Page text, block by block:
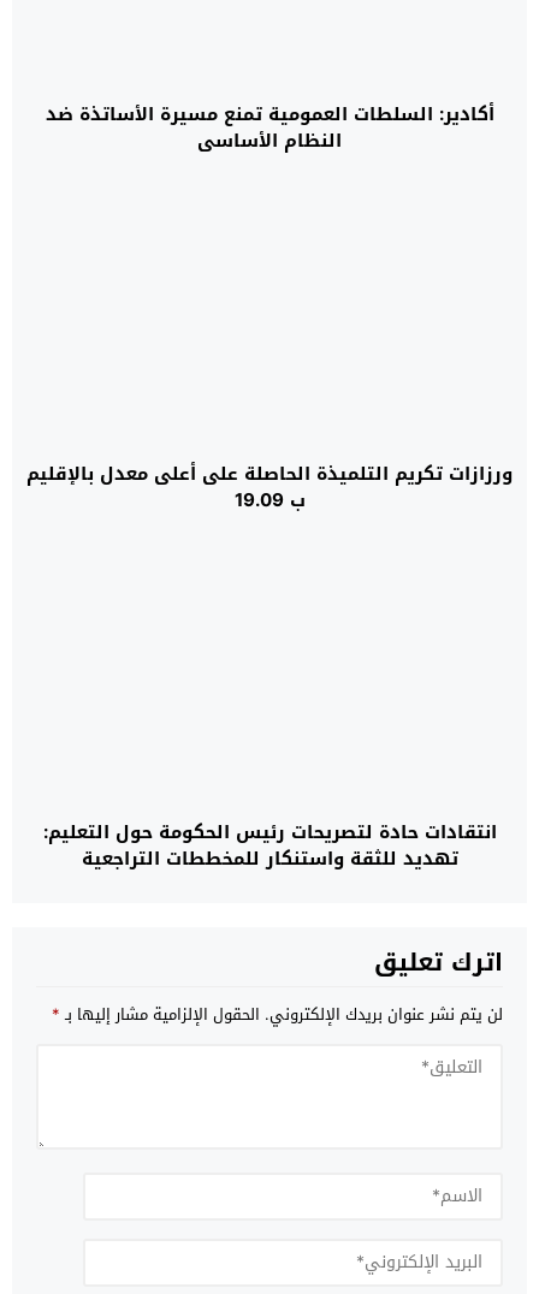
أكادير: السلطات العمومية تمنع مسيرة الأساتذة ضد
النظام الأساسي
ورزازات تكريم التلميذة الحاصلة على أعلى معدل بالإقليم
ب 19.09
انتقادات حادة لتصريحات رئيس الحكومة حول التعليم:
تهديد للثقة واستنكار للمخططات التراجعية
اترك تعليق
لن يتم نشر عنوان بريدك الإلكتروني. الحقول الإلزامية مشار إليها بـ*